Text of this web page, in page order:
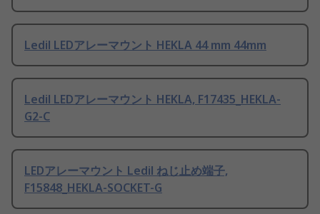
Ledil LEDアレーマウント HEKLA 44 mm 44mm
Ledil LEDアレーマウント HEKLA, F17435_HEKLA-
G2-C
LEDアレーマウント Ledil ねじ止め端子,
F15848_HEKLA-SOCKET-G